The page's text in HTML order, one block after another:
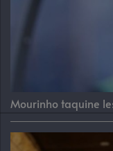
Mourinho taquine